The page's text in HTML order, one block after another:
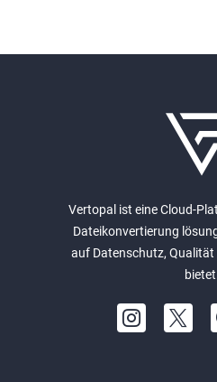
Vertopal ist eine Cloud-
Dateikonvertierung
auf Datenschutz,